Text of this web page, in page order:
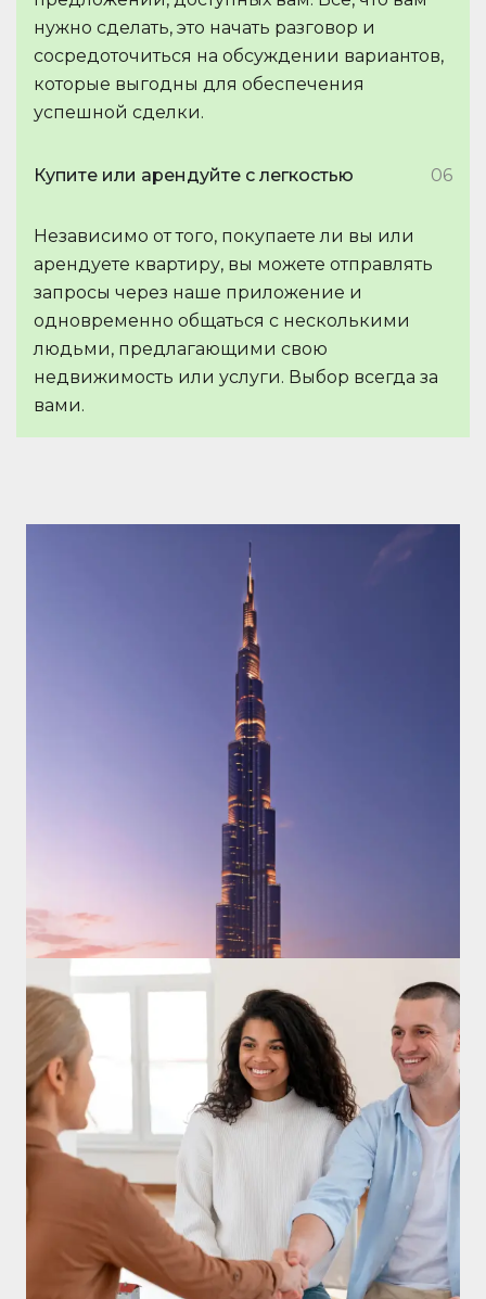
нужно сделать, это начать разговор и
сосредоточиться на обсуждении вариантов,
которые выгодны для обеспечения
успешной сделки.
Купите или арендуйте с легкостью 06
Независимо от того, покупаете ли вы или
арендуете квартиру, вы можете отправлять
запросы через наше приложение и
одновременно общаться с несколькими
людьми, предлагающими свою
недвижимость или услуги. Выбор всегда за
вами.